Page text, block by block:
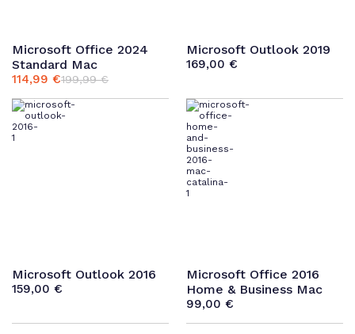
Microsoft Office 2024
Standard Mac
199,99€
Ursprünglicher
Preis
war:
199,99 €
114,99 €
Aktueller
Preis
ist:
114,99 €.
Microsoft Outlook 2019
169,00€
Microsoft Outlook 2016
159,00 €
Microsoft Office 2016
Home & Business Mac
99,00€